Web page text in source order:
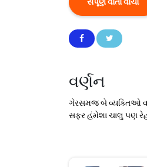
વર્ણન
ગેરસમજ બે વ્યક્તિઓ
સફર હંમેશા ચાલુ પણ